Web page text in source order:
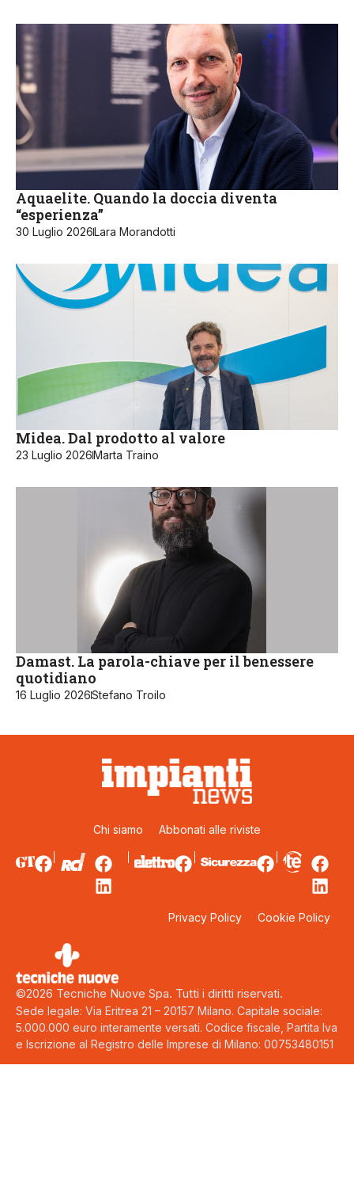
Aquaelite. Quando la doccia diventa
“esperienza”
30 Luglio 2026 Lara Morandotti
Midea. Dal prodotto al valore
23 Luglio 2026 Marta Traino
Damast. La parola-chiave per il benessere
quotidiano
16 Luglio 2026Stefano Troilo
Chi siamo Abbonati alle riviste
Privacy Policy Cookie Policy
©2026 Tecniche Nuove Spa. Tutti i diritti riservati.
Sede legale: Via Eritrea 21 – 20157 Milano. Capitale sociale:
5.000.000 euro interamente versati. Codice fiscale, Partita Iva
e Iscrizione al Registro delle Imprese di Milano: 00753480151